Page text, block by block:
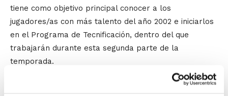
tiene como objetivo principal conocer a los
jugadores/as con más talento del año 2002 e iniciarlos
en el Programa de Tecnificación, dentro del que
trabajarán durante esta segunda parte de la
temporada.
Las Jornadas están abiertas a la